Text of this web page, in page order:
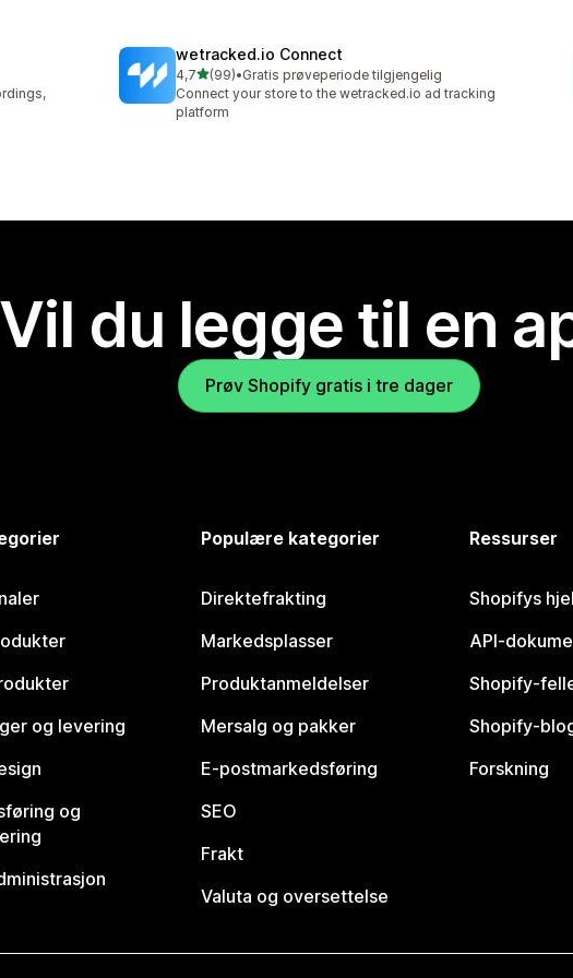
wetracked.io Connect
4,7av 5 stjerner
(99)
Totalt 99 omtaler
•Gratis prøveperiode tilgjengelig
Connect your store to the wetracked.io ad tracking
platform
Vil du legge til en
Prøv Shopify gratis i tre dager
og levering
og
Populære kategorier
Direktefrakting
Markedsplasser
Produktanmeldelser
Mersalg og pakker
E-postmarkedsføring
SEO
Frakt
Valuta og oversettelse
Ressurser
Shopifys
API-
Shopify-
Shopify-
Forskning